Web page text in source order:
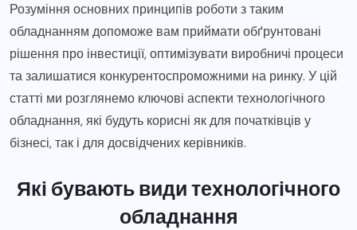
Розуміння основних принципів роботи з таким
обладнанням допоможе вам приймати обґрунтовані
рішення про інвестиції, оптимізувати виробничі процеси
та залишатися конкурентоспроможними на ринку. У цій
статті ми розглянемо ключові аспекти технологічного
обладнання, які будуть корисні як для початківців у
бізнесі, так і для досвідчених керівників.
Які бувають види технологічного
обладнання